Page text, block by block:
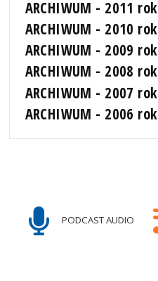
ARCHIWUM - 2011 rok
ARCHIWUM - 2010 rok
ARCHIWUM - 2009 rok
ARCHIWUM - 2008 rok
ARCHIWUM - 2007 rok
ARCHIWUM - 2006 rok
PODCAST AUDIO